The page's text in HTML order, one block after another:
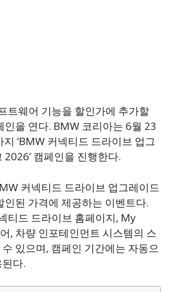
트웨어 기능을 할인가에 추가할
인을 연다. BMW 코리아는 6월 23
‘BMW 커넥티드 드라이브 업그
2026’ 캠페인을 진행한다.
커넥티드 드라이브 업그레이드
인된 가격에 제공하는 이벤트다.
티드 드라이브 홈페이지, My
, 차량 인포테인먼트 시스템의 스
있으며, 캠페인 기간에는 자동으
다.